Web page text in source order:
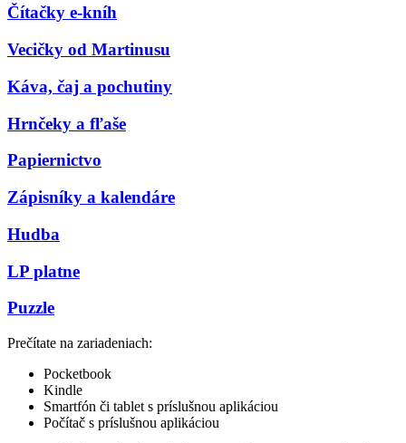
Čítačky e-kníh
Vecičky od Martinusu
Káva, čaj a pochutiny
Hrnčeky a fľaše
Papiernictvo
Zápisníky a kalendáre
Hudba
LP platne
Puzzle
Prečítate na zariadeniach:
Pocketbook
Kindle
Smartfón či tablet s príslušnou aplikáciou
Počítač s príslušnou aplikáciou